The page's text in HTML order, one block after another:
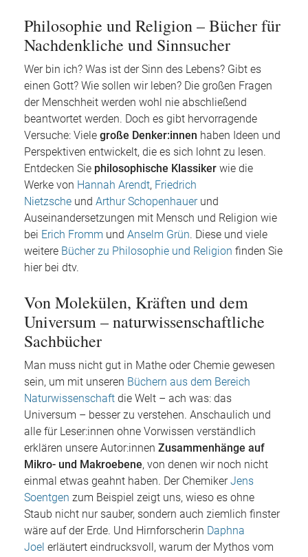
Philosophie und Religion – Bücher für
Nachdenkliche und Sinnsucher
Wer bin ich? Was ist der Sinn des Lebens? Gibt es
einen Gott? Wie sollen wir leben? Die großen Fragen
der Menschheit werden wohl nie abschließend
beantwortet werden. Doch es gibt hervorragende
Versuche: Viele große Denker:innen haben Ideen und
Perspektiven entwickelt, die es sich lohnt zu lesen.
Entdecken Sie philosophische Klassiker wie die
Werke von Hannah Arendt, Friedrich
Nietzsche und Arthur Schopenhauerund
Auseinandersetzungen mit Mensch und Religion wie
bei Erich Fromm und Anselm Grün. Diese und viele
weitere Bücher zu Philosophie und Religion finden Sie
hier bei dtv.
Von Molekülen, Kräften und dem
Universum – naturwissenschaftliche
Sachbücher
Man muss nicht gut in Mathe oder Chemie gewesen
sein, um mit unseren Büchern aus dem Bereich
Naturwissenschaft die Welt – ach was: das
Universum – besser zu verstehen. Anschaulich und
alle für Leser:innen ohne Vorwissen verständlich
erklären unsere Autor:innen Zusammenhänge auf
Mikro- und Makroebene, von denen wir noch nicht
einmal etwas geahnt haben. Der ChemikerJens
Soentgen zum Beispiel zeigt uns, wieso es ohne
Staub nicht nur sauber, sondern auch ziemlich finster
wäre auf der Erde. Und Hirnforscherin Daphna
Joel erläutert eindrucksvoll, warum der Mythos vom